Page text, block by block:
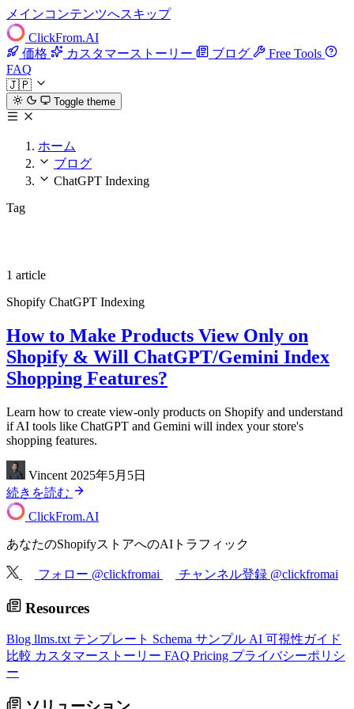
メインコンテンツへスキップ
ClickFrom.AI
価格
カスタマーストーリー ブログ
Free Tools
FAQ
🇯🇵
Toggle theme
ホーム
ブログ
ChatGPT Indexing
Tag
1 article
Shopify ChatGPT Indexing
How to Make Products View Only on
Shopify & Will ChatGPT/Gemini Index
Shopping Features?
Learn how to create view-only products on Shopify and understand
if AI tools like ChatGPT and Gemini will index your store's
shopping features.
Vincent 2025年5月5日
続きを読む
ClickFrom.AI
あなたのShopifyストアへのAIトラフィック
フォロー @clickfromai チャンネル登録 @clickfromai
Resources
Blog llms.txt テンプレート Schema サンプル AI 可視性ガイド
比較 カスタマーストーリー FAQ Pricing プライバシーポリシ
ー